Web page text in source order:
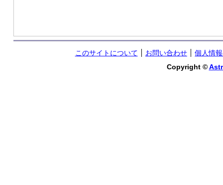
このサイトについて お問い合わせ
個人情
Copyright ©